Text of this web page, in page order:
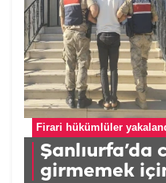
Firari hükümlüler
Şanlıurfa’da
girmemek